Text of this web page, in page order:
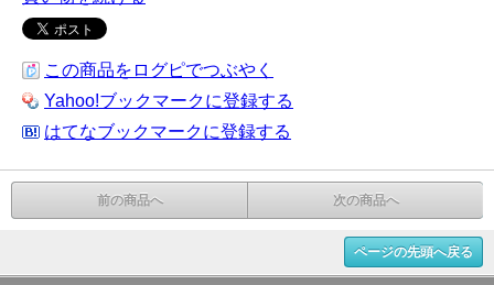
この商品をログピでつぶやく
Yahoo!ブックマークに登録する
はてなブックマークに登録する
前の商品へ 次の商品へ
ページの先頭へ戻る